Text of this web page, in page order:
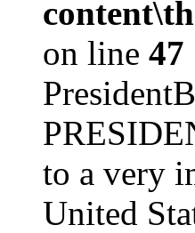
on line 47
to a very
United